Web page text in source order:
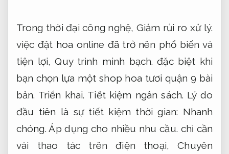
Trong thời đại công nghệ, Giảm rủi ro xử lý.
việc đặt hoa online đã trở nên phổ biến và
tiện lợi,Quy trình minh bạch. đặc biệt khi
bạn chọn lựa một shop hoa tươi quận 9 bài
bản. Triển khai. Tiết kiệm ngân sách. Lý do
đầu tiên là sự tiết kiệm thời gian: Nhanh
chóng. Áp dụng cho nhiều nhu cầu. chỉ cần
vài thao tác trên điện thoại,Chuyên